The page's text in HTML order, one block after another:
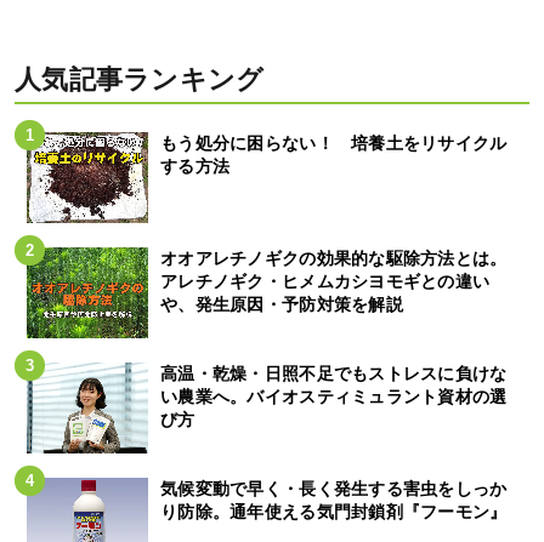
人気記事ランキング
もう処分に困らない！ 培養土をリサイクル
する方法
オオアレチノギクの効果的な駆除方法とは。
アレチノギク・ヒメムカシヨモギとの違い
や、発生原因・予防対策を解説
高温・乾燥・日照不足でもストレスに負けな
い農業へ。バイオスティミュラント資材の選
び方
気候変動で早く・長く発生する害虫をしっか
り防除。通年使える気門封鎖剤『フーモン』